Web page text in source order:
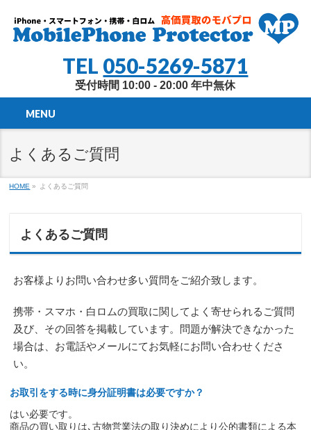
TEL 050-5269-5871
受付時間 10:00 - 20:00 年中無休
MENU
よくあるご質問
HOME » よくあるご質問
よくあるご質問
お客様よりお問い合わせ多い質問をご紹介致します。
携帯・スマホ・白ロムの買取に関してよく寄せられるご質問
及び、その回答を掲載しています。問題が解決できなかった
場合は、お電話やメールにてお気軽にお問い合わせくださ
い。
お取引をする時に身分証明書は必要ですか？
はい必要です。
商品の買い取りは､古物営業法の取り決めにより公的書類による本